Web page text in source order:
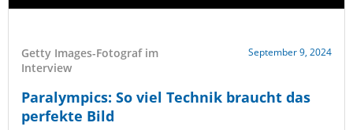
Getty Images-Fotograf im
Interview
September 9, 2024
Paralympics: So viel Technik braucht das
perfekte Bild